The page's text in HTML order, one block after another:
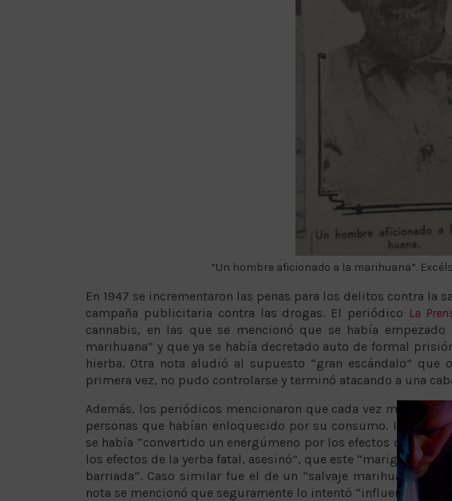
“Un hombre aficionado a la marihuana”.
En 1947 se incrementaron las penas para los delitos contra la
campaña publicitaria contra las drogas. El periódico La
cannabis, en las que se mencionó que se había
marihuana” y que ya se había decretado auto de formal
hierba. Otra nota aludió al supuesto “gran escándalo”
primera vez, no pudo controlarse y terminó atacando a una
Además, los periódicos mencionaron que cada vez más “se
personas que habían enloquecido por su consumo. Incluso
se había “convertido un energúmeno por los efectos de la
los efectos de la yerba fatal, asesinó”, que este “mariguano
barriada”. Caso similar fue el de un “salvaje marihuano”
nota se mencionó que seguramente lo intentó “influenciado